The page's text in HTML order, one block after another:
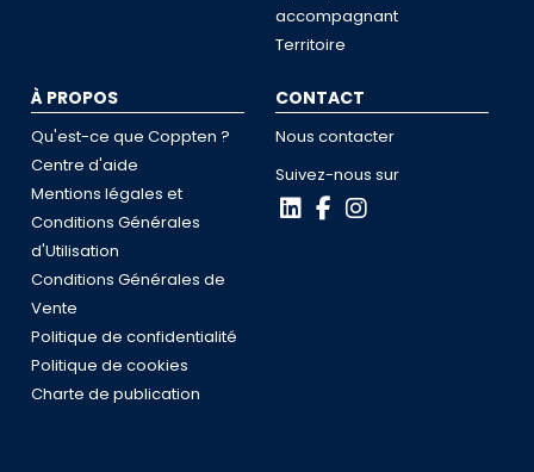
accompagnant
Territoire
À PROPOS
Qu'est-ce que Coppten ?
Centre d'aide
Mentions légales et
Conditions Générales
d'Utilisation
Conditions Générales de
Vente
Politique de confidentialité
Politique de cookies
Charte de publication
CONTACT
Nous contacter
Suivez-nous sur